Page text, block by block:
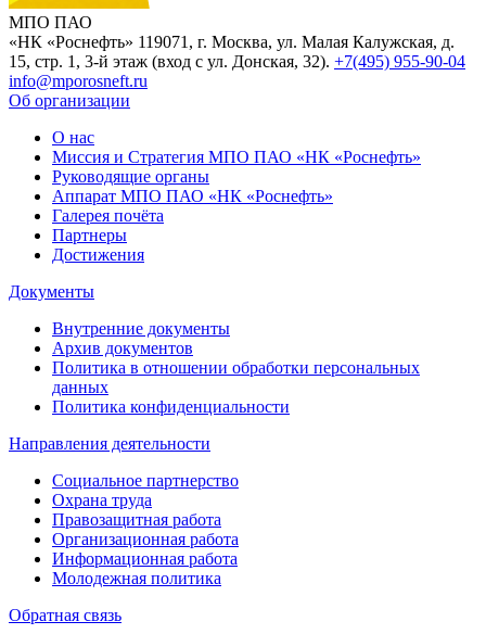
МПО ПАО
«НК «Роснефть» 119071, г. Москва, ул. Малая Калужская, д.
15, стр. 1, 3-й этаж (вход с ул. Донская, 32). +7(495) 955-90-04
info@mporosneft.ru
Об организации
О нас
Миссия и Стратегия МПО ПАО «НК «Роснефть»
Руководящие органы
Аппарат МПО ПАО «НК «Роснефть»
Галерея почёта
Партнеры
Достижения
Документы
Внутренние документы
Архив документов
Политика в отношении обработки персональных
данных
Политика конфиденциальности
Направления деятельности
Социальное партнерство
Охрана труда
Правозащитная работа
Организационная работа
Информационная работа
Молодежная политика
Обратная связь